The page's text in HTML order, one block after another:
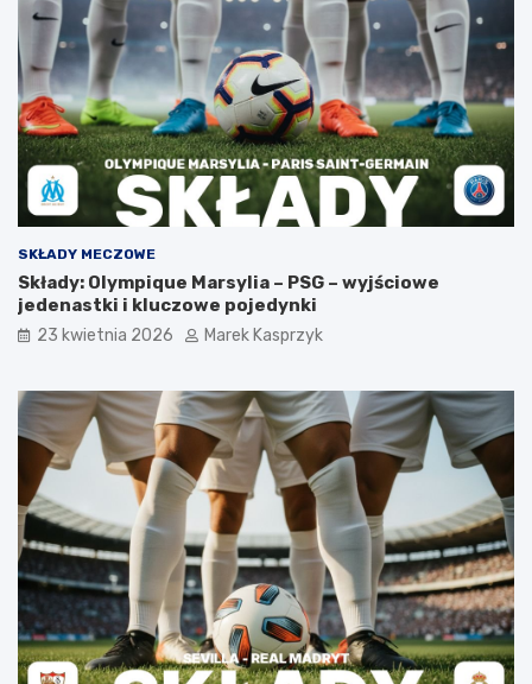
SKŁADY MECZOWE
Składy: Olympique Marsylia – PSG – wyjściowe
jedenastki i kluczowe pojedynki
23 kwietnia 2026 Marek Kasprzyk